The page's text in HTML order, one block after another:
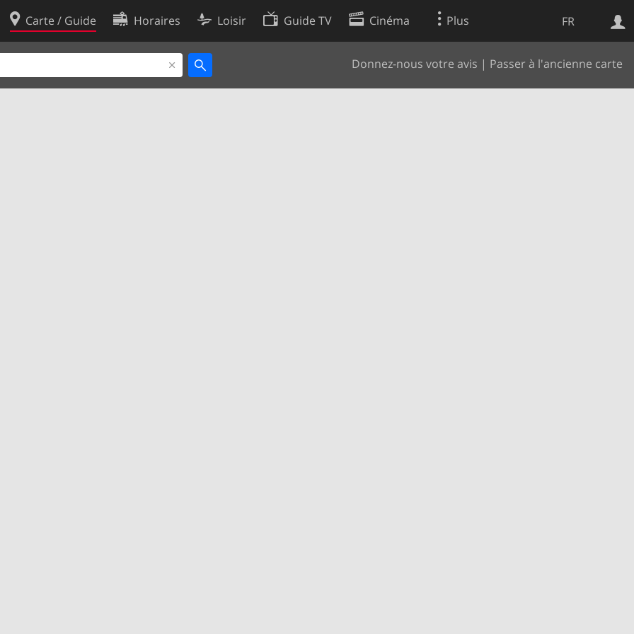
FR
Carte / Guide Horaires Loisir Guide TV Cinéma Plus
Donnez-nous votre avis | Passer à l'ancienne carte
Web
Politique en matière de cookies
Préférences de cookies